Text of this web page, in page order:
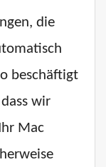
die
beschäftigt
wir
Mac